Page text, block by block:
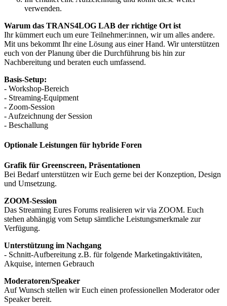
verwenden.
Warum das TRANS4LOG LAB der richtige Ort ist
Ihr kümmert euch um eure Teilnehmer:innen, wir um alles andere.
Mit uns bekommt Ihr eine Lösung aus einer Hand. Wir unterstützen
euch von der Planung über die Durchführung bis hin zur
Nachbereitung und beraten euch umfassend.
Basis-Setup:
- Workshop-Bereich
- Streaming-Equipment
- Zoom-Session
- Aufzeichnung der Session
- Beschallung
Optionale Leistungen für hybride Foren
Grafik für Greenscreen, Präsentationen
Bei Bedarf unterstützen wir Euch gerne bei der Konzeption, Design
und Umsetzung.
ZOOM-Session
Das Streaming Eures Forums realisieren wir via ZOOM. Euch
stehen abhängig vom Setup sämtliche Leistungsmerkmale zur
Verfügung.
Unterstützung im Nachgang
- Schnitt-Aufbereitung z.B. für folgende Marketingaktivitäten,
Akquise, internen Gebrauch
Moderatoren/Speaker
Auf Wunsch stellen wir Euch einen professionellen Moderator oder
Speaker bereit.